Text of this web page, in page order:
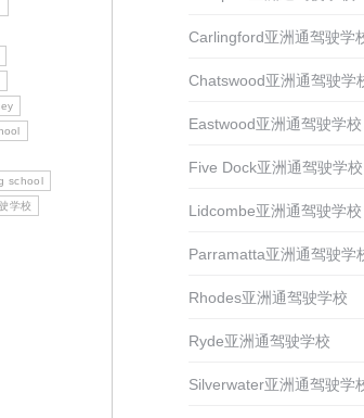
school
学校
Carlingford亚洲通驾驶学
Chatswood亚洲通驾驶学
Eastwood亚洲通驾驶学校
Five Dock亚洲通驾驶学校
Lidcombe亚洲通驾驶学校
Parramatta亚洲通驾驶学
Rhodes亚洲通驾驶学校
Ryde亚洲通驾驶学校
Silverwater亚洲通驾驶学